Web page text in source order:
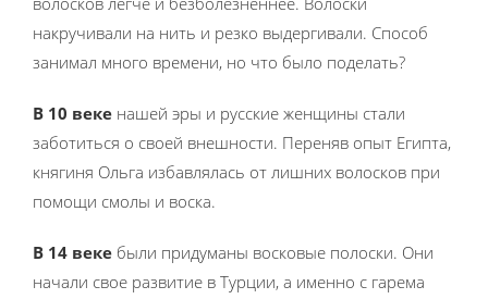
накручивали на нить и резко выдергивали. Способ
занимал много времени, но что было поделать?
В 10 веке нашей эры и русские женщины стали
заботиться о своей внешности. Переняв опыт Египта,
княгиня Ольга избавлялась от лишних волосков при
помощи смолы и воска.
В 14 веке были придуманы восковые полоски. Они
начали свое развитие в Турции, а именно с гарема